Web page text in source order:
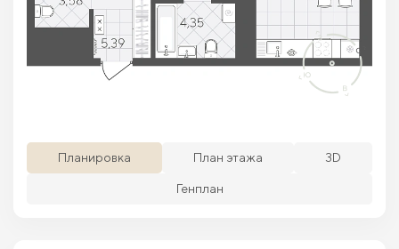
Планировка План этажа 3D
Генплан